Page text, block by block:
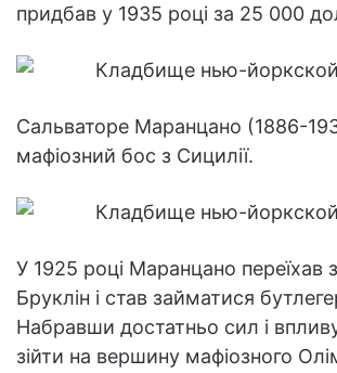
придбав у 1935 році за 25 000
Сальваторе Маранцано (1886-
мафіозний бос з Сицилії.
У 1925 році Маранцано переїхав з
Бруклін і став займатися
Набравши достатньо сил і
зійти на вершину мафіозного